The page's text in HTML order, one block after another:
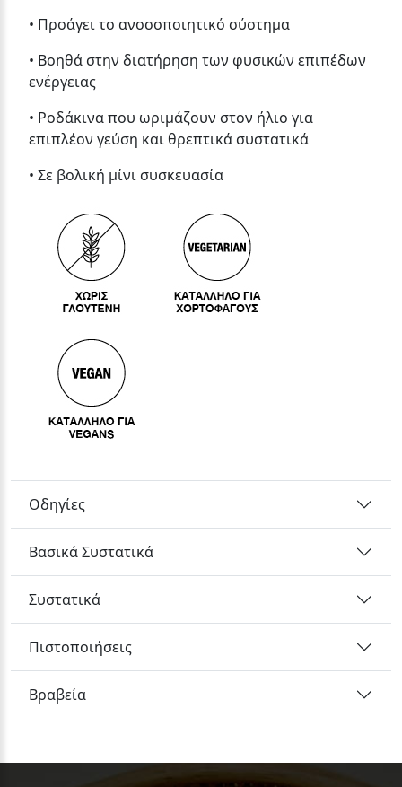
• Προάγει το ανοσοποιητικό σύστημα
• Βοηθά στην διατήρηση των φυσικών επιπέδων
ενέργειας
• Ροδάκινα που ωριμάζουν στον ήλιο για
επιπλέον γεύση και θρεπτικά συστατικά
• Σε βολική μίνι συσκευασία
Οδηγίες
Βασικά Συστατικά
Συστατικά
Πιστοποιήσεις
Βραβεία